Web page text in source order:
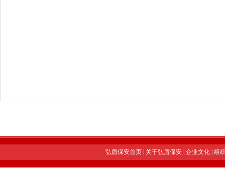
弘盾保安首页| 关于弘盾保安| 企业文化| 组